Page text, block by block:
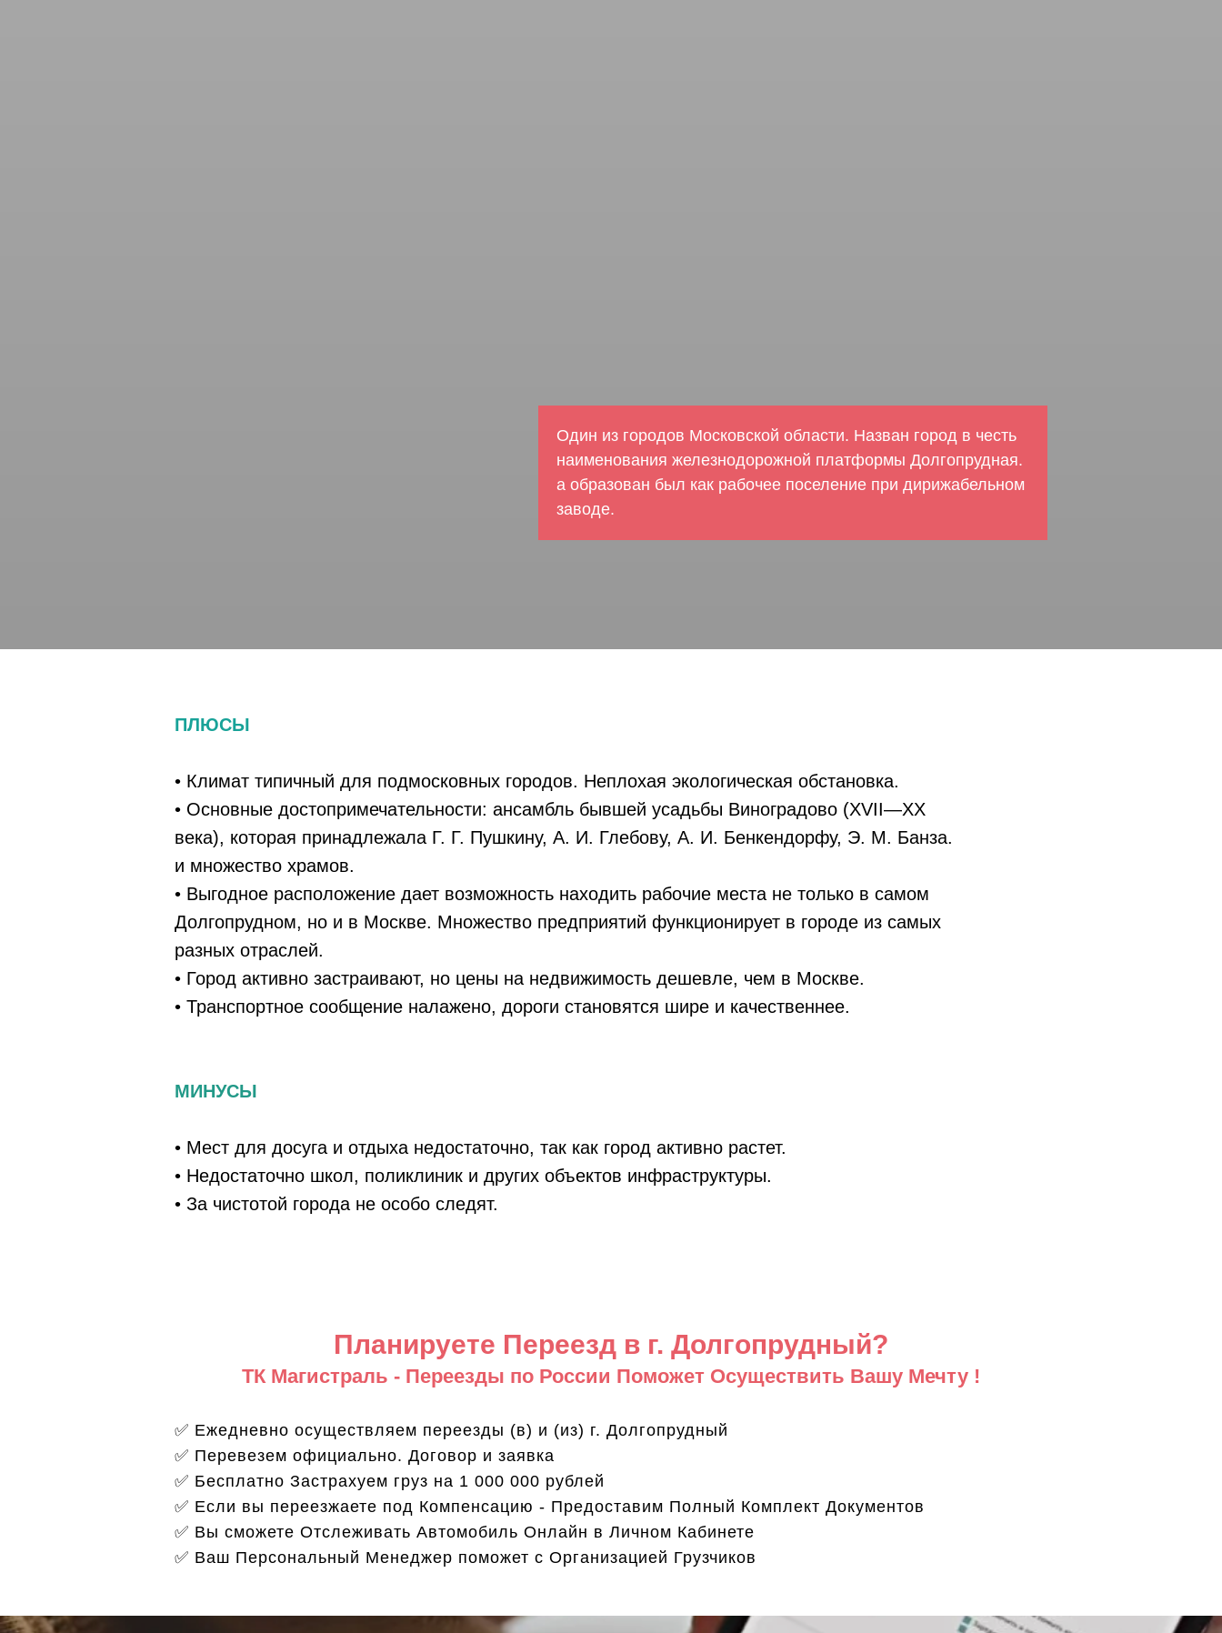
Один из городов Московской области. Назван город в честь
наименования железнодорожной платформы Долгопрудная.
а образован был как рабочее поселение при дирижабельном
заводе.
ПЛЮСЫ
• Климат типичный для подмосковных городов. Неплохая экологическая обстановка.
• Основные достопримечательности: ансамбль бывшей усадьбы Виноградово (XVII—XX
века), которая принадлежала Г. Г. Пушкину, А. И. Глебову, А. И. Бенкендорфу, Э. М. Банза.
и множество храмов.
• Выгодное расположение дает возможность находить рабочие места не только в самом
Долгопрудном, но и в Москве. Множество предприятий функционирует в городе из самых
разных отраслей.
• Город активно застраивают, но цены на недвижимость дешевле, чем в Москве.
• Транспортное сообщение налажено, дороги становятся шире и качественнее.
МИНУСЫ
• Мест для досуга и отдыха недостаточно, так как город активно растет.
• Недостаточно школ, поликлиник и других объектов инфраструктуры.
• За чистотой города не особо следят.
Планируете Переезд в г. Долгопрудный?
ТК Магистраль - Переезды по России Поможет Осуществить Вашу Мечту !
✅ Ежедневно осуществляем переезды (в) и (из) г. Долгопрудный
✅ Перевезем официально. Договор и заявка
✅ Бесплатно Застрахуем груз на 1 000 000 рублей
✅ Если вы переезжаете под Компенсацию - Предоставим Полный Комплект Документов
✅ Вы сможете Отслеживать Автомобиль Онлайн в Личном Кабинете
✅ Ваш Персональный Менеджер поможет с Организацией Грузчиков